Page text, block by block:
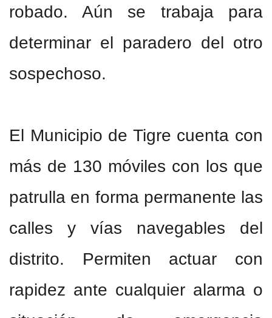
robado. Aún se trabaja para
determinar el paradero del otro
sospechoso.
El Municipio de Tigre cuenta con
más de 130 móviles con los que
patrulla en forma permanente las
calles y vías navegables del
distrito. Permiten actuar con
rapidez ante cualquier alarma o